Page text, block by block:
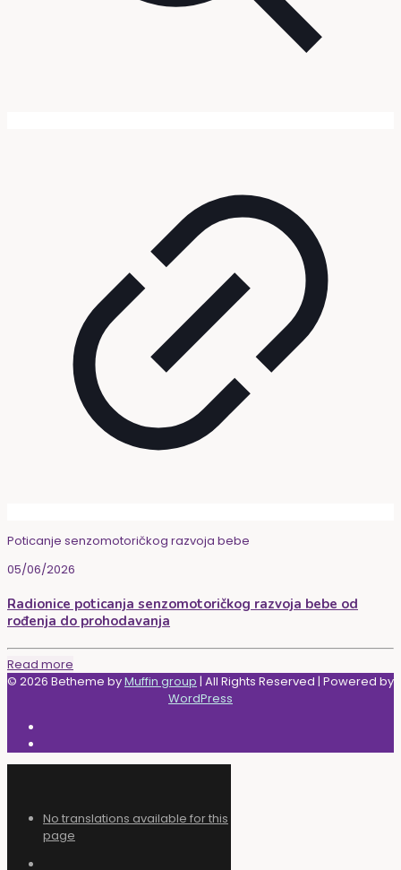
Poticanje senzomotoričkog razvoja bebe
05/06/2026
Radionice poticanja senzomotoričkog razvoja bebe od
rođenja do prohodavanja
Read more
© 2026 Betheme byMuffin group | All Rights Reserved | Powered by
WordPress
No translations available for this
page